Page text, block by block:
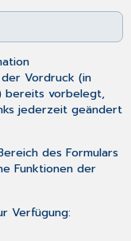
Vordruck (in
bereits vorbelegt,
jederzeit geändert
des Formulars
Funktionen der
Verfügung: